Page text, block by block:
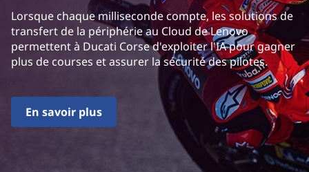
Lorsque chaque milliseconde compte, les solutions de
transfert de la périphérie au Cloud de Lenovo
permettent à Ducati Corse d'exploiter l'IA pour gagner
plus de courses et assurer la sécurité des pilotes.
En savoir plus